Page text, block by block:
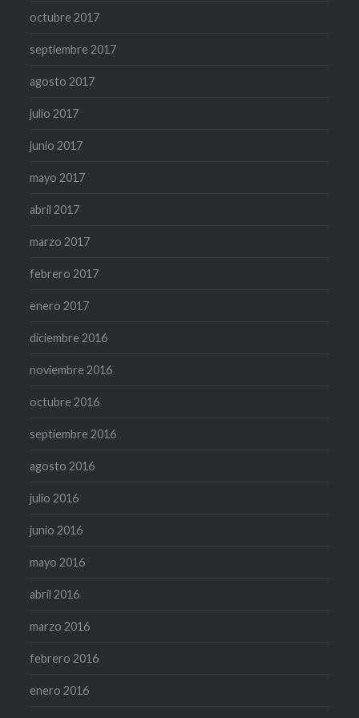
octubre 2017
septiembre 2017
agosto 2017
julio 2017
junio 2017
mayo 2017
abril 2017
marzo 2017
febrero 2017
enero 2017
diciembre 2016
noviembre 2016
octubre 2016
septiembre 2016
agosto 2016
julio 2016
junio 2016
mayo 2016
abril 2016
marzo 2016
febrero 2016
enero 2016